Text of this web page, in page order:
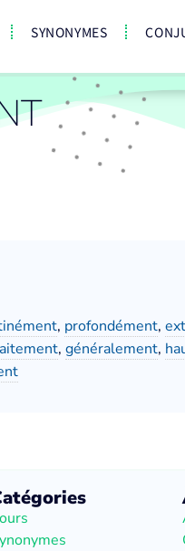
SYNONYMES
, profondément,
, généralement,